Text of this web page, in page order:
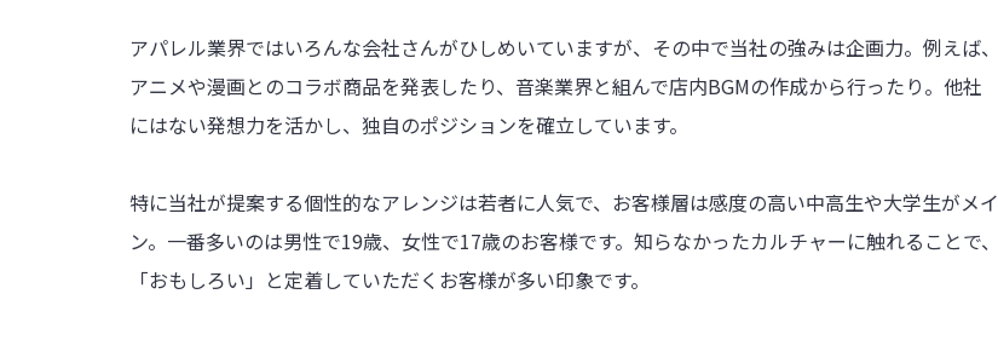
アパレル業界ではいろんな会社さんがひしめいていますが、その中で当社の強みは企画力。例えば、
アニメや漫画とのコラボ商品を発表したり、音楽業界と組んで店内BGMの作成から行ったり。他社
にはない発想力を活かし、独自のポジションを確立しています。
特に当社が提案する個性的なアレンジは若者に人気で、お客様層は感度の高い中高生や大学生がメイ
ン。一番多いのは男性で19歳、女性で17歳のお客様です。知らなかったカルチャーに触れることで、
「おもしろい」と定着していただくお客様が多い印象です。